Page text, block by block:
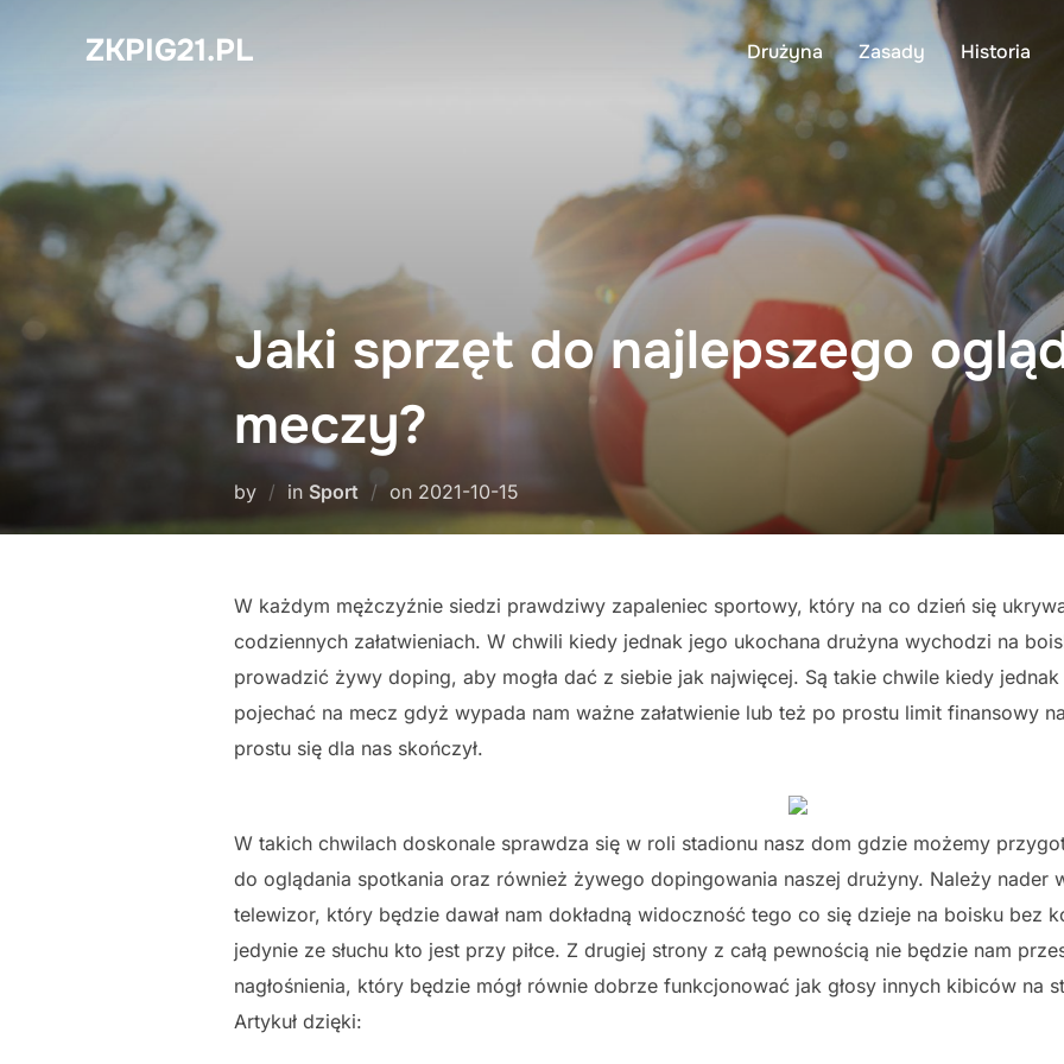
ZKPIG21.PL Drużyna Zasady Historia
Jaki sprzęt do najlepszego
meczy?
by in Sport on Posted
on
2021-10-15
W każdym mężczyźnie siedzi prawdziwy zapaleniec sportowy, który na co dzień się
codziennych załatwieniach. W chwili kiedy jednak jego ukochana drużyna wychodzi na
prowadzić żywy doping, aby mogła dać z siebie jak najwięcej. Są takie chwile kiedy
pojechać na mecz gdyż wypada nam ważne załatwienie lub też po prostu limit finansowy
prostu się dla nas skończył.
W takich chwilach doskonale sprawdza się w roli stadionu nasz dom gdzie możemy
do oglądania spotkania oraz również żywego dopingowania naszej drużyny. Należy nader
telewizor, który będzie dawał nam dokładną widoczność tego co się dzieje na boisku bez
jedynie ze słuchu kto jest przy piłce. Z drugiej strony z całą pewnością nie będzie nam
nagłośnienia, który będzie mógł równie dobrze funkcjonować jak głosy innych kibiców na
Artykuł dzięki: